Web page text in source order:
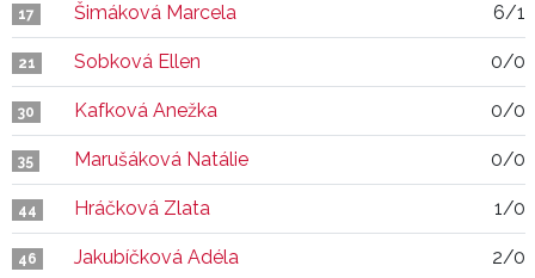
17 Šimáková Marcela 6/1
21 Sobková Ellen 0/0
30 Kafková Anežka 0/0
35 Marušáková Natálie 0/0
44 Hráčková Zlata 1/0
46 Jakubíčková Adéla 2/0